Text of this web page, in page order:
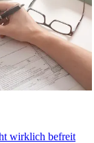
wirklich befreit